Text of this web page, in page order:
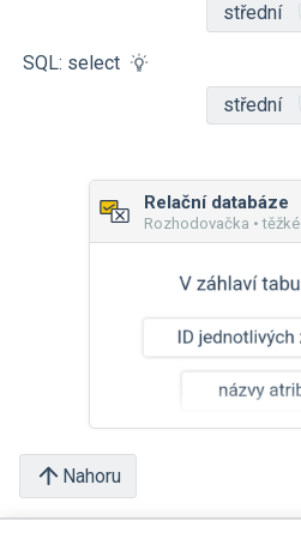
střední
SQL: select
střední
Relační databáze
Rozhodovačka • těžké
Nahoru